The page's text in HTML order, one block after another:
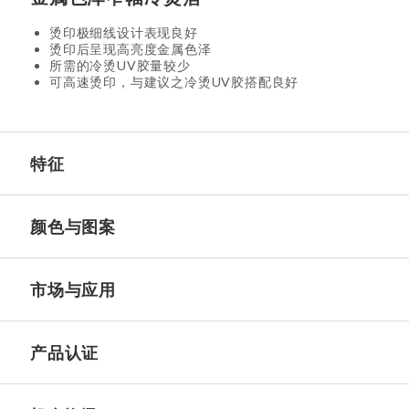
烫印极细线设计表现良好
烫印后呈现高亮度金属色泽
所需的冷烫UV胶量较少
可高速烫印，与建议之冷烫UV胶搭配良好
特征
颜色与图案
市场与应用
产品认证